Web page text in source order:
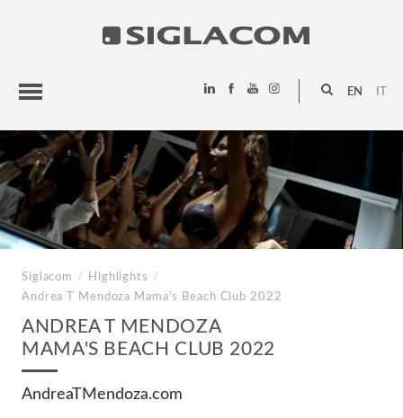
EN
HIGHLIGHTS
PROJECTS
SIGLACOM
Siglacom / Highlights
/
Andrea T Mendoza Mama's Beach Club 2022
ANDREA T MENDOZA
MAMA'S BEACH CLUB 2022
AndreaTMendoza.com